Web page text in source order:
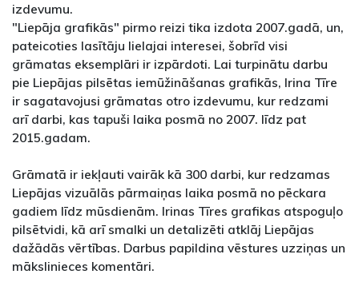
izdevumu.
"Liepāja grafikās" pirmo reizi tika izdota 2007.gadā, un,
pateicoties lasītāju lielajai interesei, šobrīd visi
grāmatas eksemplāri ir izpārdoti. Lai turpinātu darbu
pie Liepājas pilsētas iemūžināšanas grafikās, Irina Tīre
ir sagatavojusi grāmatas otro izdevumu, kur redzami
arī darbi, kas tapuši laika posmā no 2007. līdz pat
2015.gadam.
Grāmatā ir iekļauti vairāk kā 300 darbi, kur redzamas
Liepājas vizuālās pārmaiņas laika posmā no pēckara
gadiem līdz mūsdienām. Irinas Tīres grafikas atspoguļo
pilsētvidi, kā arī smalki un detalizēti atklāj Liepājas
dažādās vērtības. Darbus papildina vēstures uzziņas un
mākslinieces komentāri.